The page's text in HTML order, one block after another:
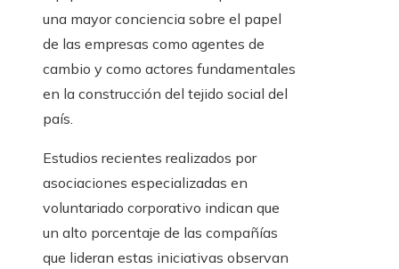
una mayor conciencia sobre el papel
de las empresas como agentes de
cambio y como actores fundamentales
en la construcción del tejido social del
país.
Estudios recientes realizados por
asociaciones especializadas en
voluntariado corporativo indican que
un alto porcentaje de las compañías
que lideran estas iniciativas observan